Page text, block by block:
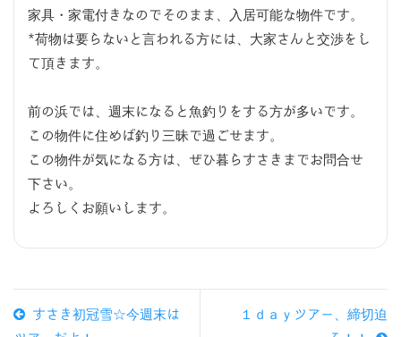
家具・家電付きなのでそのまま、入居可能な物件です。
*荷物は要らないと言われる方には、大家さんと交渉をし
て頂きます。
前の浜では、週末になると魚釣りをする方が多いです。
この物件に住めば釣り三昧で過ごせます。
この物件が気になる方は、ぜひ暮らすさきまでお問合せ
下さい。
よろしくお願いします。
すさき初冠雪☆今週末は
１ｄａｙツアー、締切迫